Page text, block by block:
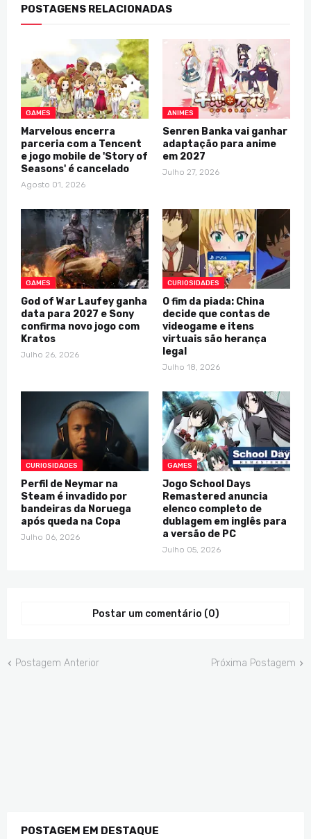
POSTAGENS RELACIONADAS
GAMES
Marvelous encerra
parceria com a Tencent
e jogo mobile de 'Story of
Seasons' é cancelado
Agosto 01, 2026
ANIMES
Senren Banka vai ganhar
adaptação para anime
em 2027
Julho 27, 2026
GAMES
God of War Laufey ganha
data para 2027 e Sony
confirma novo jogo com
Kratos
Julho 26, 2026
CURIOSIDADES
O fim da piada: China
decide que contas de
videogame e itens
virtuais são herança
legal
Julho 18, 2026
CURIOSIDADES
Perfil de Neymar na
Steam é invadido por
bandeiras da Noruega
após queda na Copa
Julho 06, 2026
GAMES
Jogo School Days
Remastered anuncia
elenco completo de
dublagem em inglês para
a versão de PC
Julho 05, 2026
Postar um comentário (0)
Postagem Anterior Próxima Postagem
POSTAGEM EM DESTAQUE